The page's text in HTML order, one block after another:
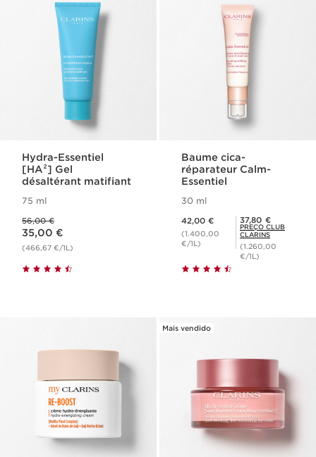
Hydra-Essentiel
[HA²] Gel
désaltérant matifiant
75 ml
56,00 €
Preço atual 35,00 €
35,00 €
(466,67 €/1L)
Baume cica-
réparateur Calm-
Essentiel
30 ml
42,00 €
(1.400,00
€/1L)
Preço Club Clarins 37,80 €
37,80 €
PREÇO CLUB
CLARINS
(1.260,00
€/1L)
Mais vendido